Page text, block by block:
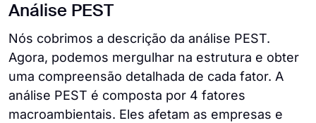
Análise PEST
Nós cobrimos a descrição da análise PEST.
Agora, podemos mergulhar na estrutura e obter
uma compreensão detalhada de cada fator. A
análise PEST é composta por 4 fatores
macroambientais. Eles afetam as empresas e